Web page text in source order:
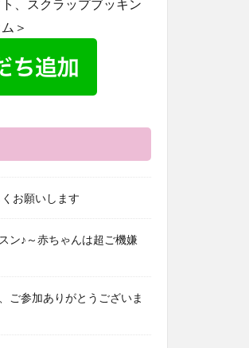
、スクラップブッキン
＞
お願いします
ン♪～赤ちゃんは超ご機嫌
ご参加ありがとうございま